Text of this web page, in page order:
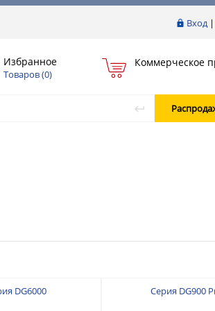
Вход|
Избранное
Товаров (0)
Коммерческое
DG6000 Серия DG900